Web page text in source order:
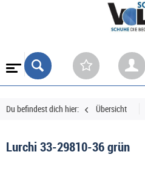
Du befindest dich hier: Übersicht
Lurchi 33-29810-36 grün